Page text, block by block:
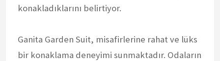
konakladıklarını belirtiyor.
Ganita Garden Suit, misafirlerine rahat ve lüks
bir konaklama deneyimi sunmaktadır. Odaların